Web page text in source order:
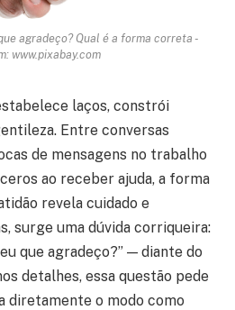
agradeço? Qual é a forma correta -
www.pixabay.com
laços, constrói
Entre conversas
de mensagens no trabalho
ao receber ajuda, a forma
revela cuidado e
surge uma dúvida corriqueira:
que agradeço?” — diante do
detalhes, essa questão pede
diretamente o modo como